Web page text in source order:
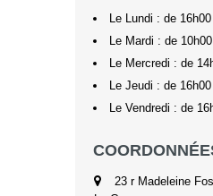
Le Lundi : de
Le Mardi : de
Le Mercredi : de
Le Jeudi : de
Le Vendredi : de
23 r Madeleine